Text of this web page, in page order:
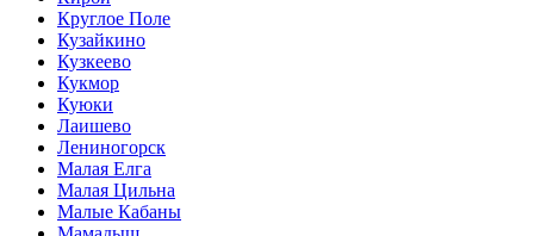
Круглое Поле
Кузайкино
Кузкеево
Кукмор
Куюки
Лаишево
Лениногорск
Малая Елга
Малая Цильна
Малые Кабаны